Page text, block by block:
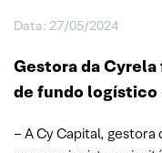
Data: 27/05/2024
Gestora da Cyrela
de fundo logístico
– A Cy Capital,